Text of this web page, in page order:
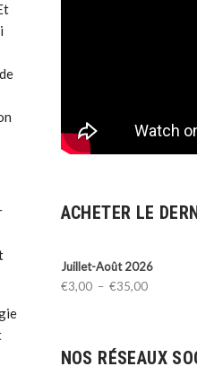
ACHETER LE
Juillet-Août 2026
€3,00 – €35,00Plage
à
NOS RÉSEAUX